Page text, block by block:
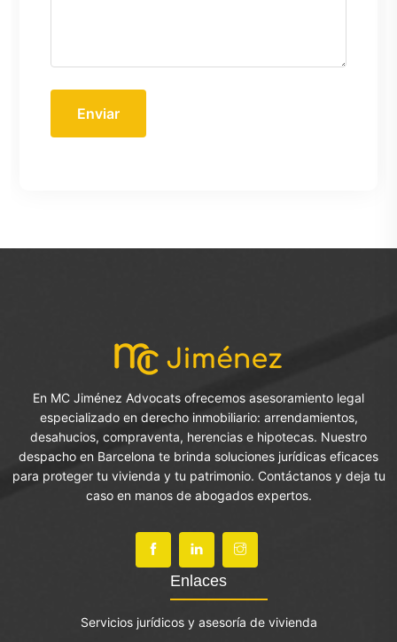
Enviar
En MC Jiménez Advocats ofrecemos asesoramiento legal
especializado en derecho inmobiliario: arrendamientos,
desahucios, compraventa, herencias e hipotecas. Nuestro
despacho en Barcelona te brinda soluciones jurídicas eficaces
para proteger tu vivienda y tu patrimonio. Contáctanos y deja tu
caso en manos de abogados expertos.
Enlaces
Servicios jurídicos y asesoría de vivienda